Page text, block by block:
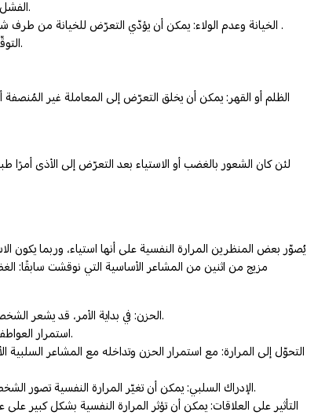
الفشل المتكرّر: قد يؤدّي التعرّض المتكرّر لإخفاقات أو انتكاسات دون إيجاد طرق للتغلب عليها أو تجاوزها، والشعور المتواتر بخيبة الأمل إلى تطوير المرارة النفسيّة.
الخيانة وعدم الولاء: يمكن أن يؤدّي التعرّض للخيانة من طرف شخص مُقرّب، على غرار صديق أو أحد أفراد الأسرة أو شريك الحياة، إلى الشعور بانعدام الثقة في الآخرين والانعزال، وهي من أعراض المرارة النفسيّة الشديدة .
التوقّعات غير المُحقّقة: يمكن أن يؤدّي الفشل في تحقيق أهداف معيّنة أو بلوغ توقّعات غير واقعيّة إلى الشعور بالإحباط والفشل، مما قد تنتج عنه المرارة النفسيّة.
الظلم أو القهر: يمكن أن يخلق التعرّض إلى المعاملة غير
لئن كان الشعور بالغضب أو الاستياء بعد التعرّض إلى الأذى
يُصوّر بعض المنظرين المرارة النفسية على أنها استياء، وربما
مزيج من اثنين من المشاعر الأساسية التي نوقشت سابقًا:
الحزن: في بداية الأمر، قد يشعر الشخص بالحزن بسبب حدث أو ظرف معين يسبّب الإحباط أو الألم العاطفي. قد يكون هذا نتيجة لفشل أو فقدان أو خيانة أو أي موقف آخر يبعث على مشاعر الحزن.
استمرار العواطف: إذا لم يتمّ التعامل مع الحزن بشكل صحّي أو إذا بقيت المشاكل الأساسيّة دون حلّ، فقد تستمرّ المشاعر المرتبطة بالحدث المحزن وتشتد مع مرور الوقت.
التحوّل إلى المرارة: مع استمرار الحزن وتداخله مع المشاعر
الإدراك السلبي: يمكن أن تغيّر المرارة النفسية تصور الشخص للعالم والناس من حوله. قد يصبح مع مرور الوقت أكثر تشاؤمًا أو أقلّ ثقة أو أكثر استياءًا، خاصّة كلما أدركوا الدوافع أو النوايا السلبيّة في تصرفات الآخرين.
التأثير على العلاقات: يمكن أن تؤثر المرارة النفسية بشكل